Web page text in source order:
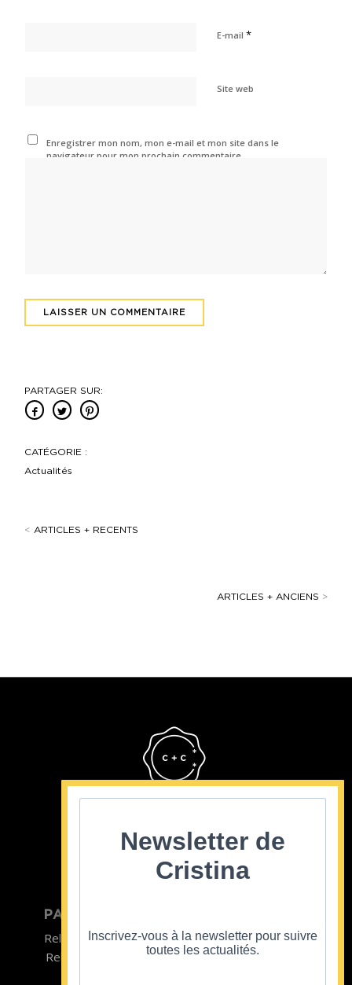
E-mail*
Site web
Enregistrer mon nom, mon e-mail et mon site dans le
navigateur pour mon prochain commentaire.
PARTAGER SUR:
CATÉGORIE :
Actualités
< ARTICLES + RECENTS
ARTICLES + ANCIENS >
PARTICULIER
Relooking homme
Relooking femme
Team Building
Newsletter de
Cristina
Inscrivez-vous à la newsletter pour suivre
toutes les actualités.